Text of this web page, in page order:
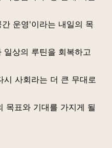
운영'이라는 내일의 목
일상의 루틴을 회복하고
시 사회라는 더 큰 무대로
목표와 기대를 가지게 될